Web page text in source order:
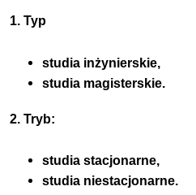
1. Typ
studia inżynierskie,
studia magisterskie.
2. Tryb:
studia stacjonarne,
studia niestacjonarne.